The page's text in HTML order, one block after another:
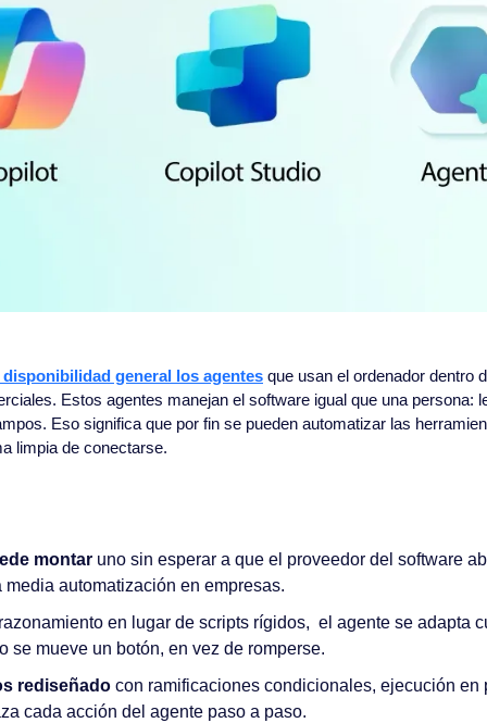
general los agentes que usan el ordenador dentro
Estos agentes manejan el software igual que una persona:
Eso significa que por fin se pueden automatizar las
limpia de conectarse.
montar uno sin esperar a que el proveedor del software
media automatización en empresas.
en lugar de scripts rígidos,  el agente se adapta
se mueve un botón, en vez de romperse.
rediseñado con ramificaciones condicionales, ejecución en
cada acción del agente paso a paso.